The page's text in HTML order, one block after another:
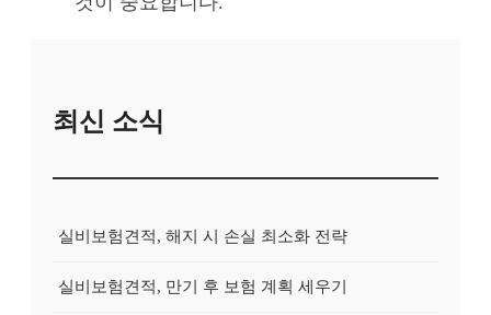
최신 소식
실비보험견적, 해지 시 손실 최소화 전략
실비보험견적, 만기 후 보험 계획 세우기